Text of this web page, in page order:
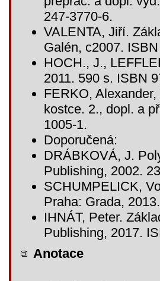
247-3770-6.
VALENTA, Jiří.
Galén, c2007.
HOCH., J.,
2011. 590 s. ISBN
FERKO,
kostce. 2., dopl. a
1005-1.
Doporučená:
DRÁBKOVÁ, J.
Publishing, 2002.
SCHUMPELICK,
Praha: Grada,
IHNÁT, Peter.
Publishing, 2017.
Anotace